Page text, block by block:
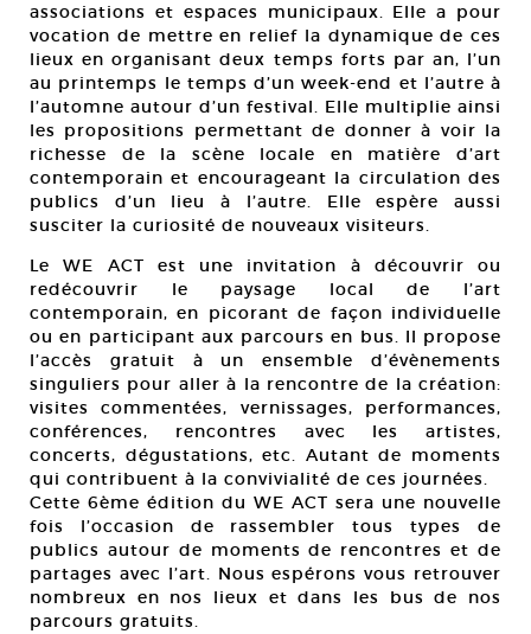
associations et espaces municipaux. Elle a pour
vocation de mettre en relief la dynamique de ces
lieux en organisant deux temps forts par an, l’un
au printemps le temps d’un week-end et l’autre à
l’automne autour d’un festival. Elle multiplie ainsi
les propositions permettant de donner à voir la
richesse de la scène locale en matière d’art
contemporain et encourageant la circulation des
publics d’un lieu à l’autre. Elle espère aussi
susciter la curiosité de nouveaux visiteurs.
Le WE ACT est une invitation à découvrir ou
redécouvrir le paysage local de l’art
contemporain, en picorant de façon individuelle
ou en participant aux parcours en bus. Il propose
l’accès gratuit à un ensemble d’évènements
singuliers pour aller à la rencontre de la création:
visites commentées, vernissages, performances,
conférences, rencontres avec les artistes,
concerts, dégustations, etc. Autant de moments
qui contribuent à la convivialité de ces journées.
Cette 6ème édition du WE ACT sera une nouvelle
fois l’occasion de rassembler tous types de
publics autour de moments de rencontres et de
partages avec l’art. Nous espérons vous retrouver
nombreux en nos lieux et dans les bus de nos
parcours gratuits.